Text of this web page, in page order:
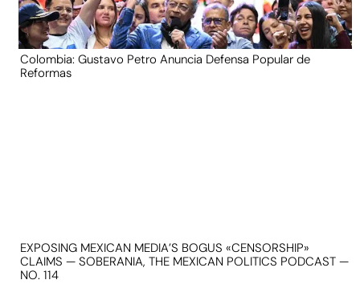
Colombia: Gustavo Petro Anuncia Defensa Popular de
Reformas
EXPOSING MEXICAN MEDIA’S BOGUS «CENSORSHIP»
CLAIMS — SOBERANIA, THE MEXICAN POLITICS PODCAST —
NO. 114